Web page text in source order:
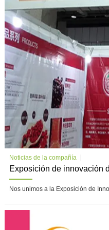
Noticias de la compañía
Exposición de innovación
Nos unimos a la Exposición de